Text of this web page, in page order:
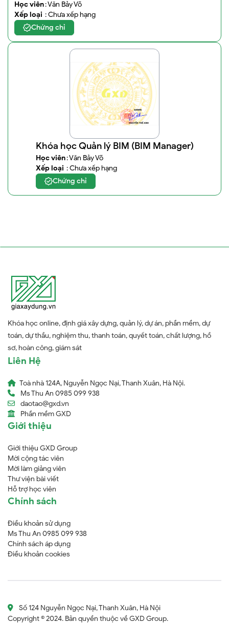
Học viên: Văn Bảy Võ
Xếp loại : Chưa xếp hạng
Chứng chỉ
Khóa học Quản lý BIM (BIM Manager)
Học viên: Văn Bảy Võ
Xếp loại : Chưa xếp hạng
Chứng chỉ
Khóa học online, định giá xây dựng, quản lý, dự án, phần mềm, dự
toán, dự thầu, nghiệm thu, thanh toán, quyết toán, chất lượng, hồ
sơ, hoàn công, giám sát
Liên Hệ
Toà nhà 124A, Nguyễn Ngọc Nại, Thanh Xuân, Hà Nội.
Ms Thu An 0985 099 938
daotao@gxd.vn
Phần mềm GXD
Giới thiệu
Giới thiệu GXD Group
Mời cộng tác viên
Mời làm giảng viên
Thư viện bài viết
Hỗ trợ học viên
Chính sách
Điều khoản sử dụng
Ms Thu An 0985 099 938
Chính sách áp dụng
Điều khoản cookies
Số 124 Nguyễn Ngọc Nại, Thanh Xuân, Hà Nội
Copyright © 2024. Bản quyền thuộc về GXD Group.